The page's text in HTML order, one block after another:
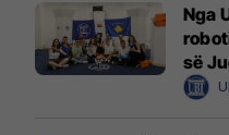
Nga
së